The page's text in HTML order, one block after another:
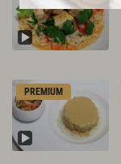
PREMIUM